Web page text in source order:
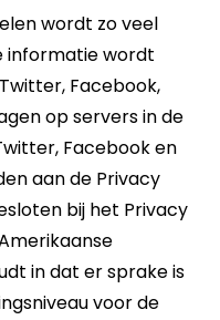
wordt zo veel
informatie wordt
Facebook,
op servers in de
Facebook en
aan de Privacy
bij het Privacy
in dat er sprake is
voor de